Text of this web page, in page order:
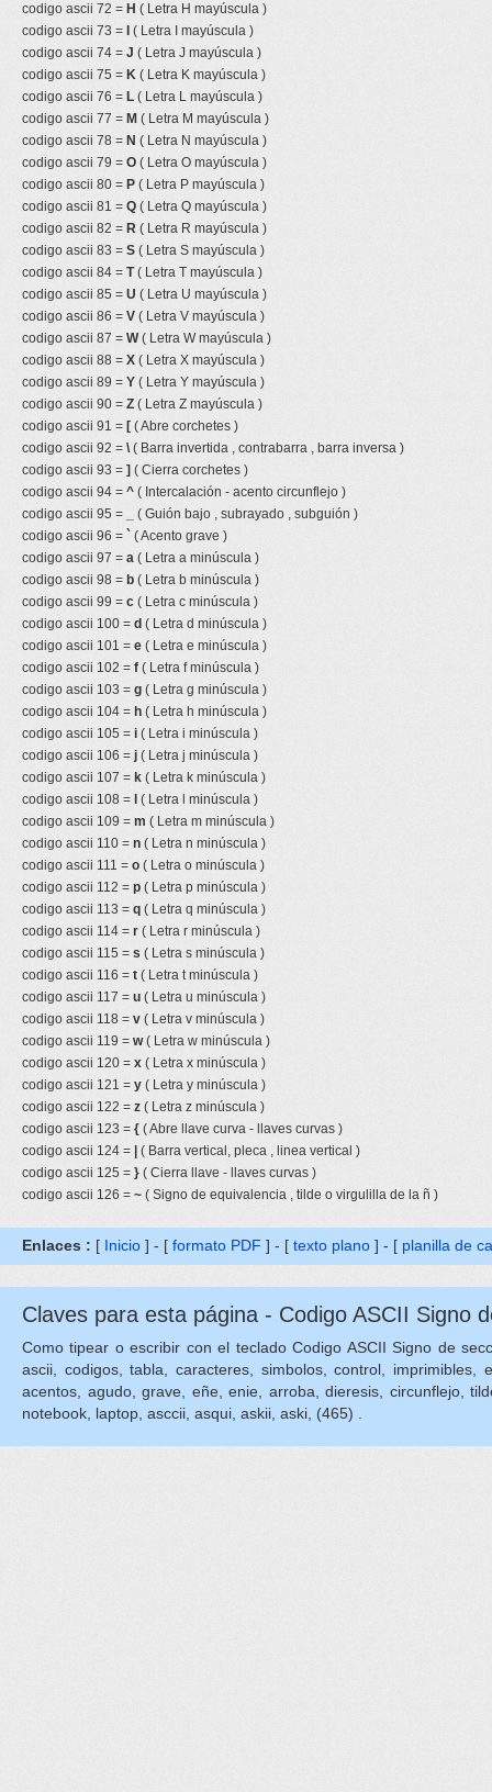
codigo ascii 72 = H ( Letra H mayúscula )
codigo ascii 73 =
( Letra I mayúscula )
codigo ascii 74 = J ( Letra J mayúscula )
codigo ascii 75 = K ( Letra K mayúscula )
codigo ascii 76 = L ( Letra L mayúscula )
codigo ascii 77 = M ( Letra M mayúscula )
codigo ascii 78 = N ( Letra N mayúscula )
codigo ascii 79 = O ( Letra O mayúscula )
codigo ascii 80 = P ( Letra P mayúscula )
codigo ascii 81 = Q ( Letra Q mayúscula )
codigo ascii 82 = R ( Letra R mayúscula )
codigo ascii 83 = S ( Letra S mayúscula )
codigo ascii 84 = T( Letra T mayúscula )
codigo ascii 85 = U ( Letra U mayúscula )
codigo ascii 86 = V ( Letra V mayúscula )
codigo ascii 87 = W( Letra W mayúscula )
codigo ascii 88 = X ( Letra X mayúscula )
codigo ascii 89 = Y ( Letra Y mayúscula )
codigo ascii 90 = Z ( Letra Z mayúscula )
codigo ascii 91 = [ ( Abre corchetes )
codigo ascii 92 = \( Barra invertida , contrabarra , barra inversa )
codigo ascii 93 = ] ( Cierra corchetes )
codigo ascii 94 = ^ ( Intercalación - acento circunflejo )
codigo ascii 95 =
( Guión bajo , subrayado , subguión )
codigo ascii 96 = ` ( Acento grave )
codigo ascii 97 = a ( Letra a minúscula )
codigo ascii 98 = b ( Letra b minúscula )
codigo ascii 99 = c ( Letra c minúscula )
codigo ascii 100 = d ( Letra d minúscula )
codigo ascii 101 = e ( Letra e minúscula )
codigo ascii 102 = f ( Letra f minúscula )
codigo ascii 103 = g ( Letra g minúscula )
codigo ascii 104 = h ( Letra h minúscula )
codigo ascii 105 = i ( Letra i minúscula )
codigo ascii 106 = j ( Letra j minúscula )
codigo ascii 107 = k ( Letra k minúscula )
codigo ascii 108 =
( Letra l minúscula )
codigo ascii 109 = m ( Letra m minúscula )
codigo ascii 110 = n ( Letra n minúscula )
codigo ascii 111 = o ( Letra o minúscula )
codigo ascii 112 = p ( Letra p minúscula )
codigo ascii 113 = q ( Letra q minúscula )
codigo ascii 114 = r ( Letra r minúscula )
codigo ascii 115 = s ( Letra s minúscula )
codigo ascii 116 = t ( Letra t minúscula )
codigo ascii 117 = u ( Letra u minúscula )
codigo ascii 118 = v ( Letra v minúscula )
codigo ascii 119 = w( Letra w minúscula )
codigo ascii 120 = x ( Letra x minúscula )
codigo ascii 121 = y ( Letra y minúscula )
codigo ascii 122 = z ( Letra z minúscula )
codigo ascii 123 = { ( Abre llave curva - llaves curvas )
codigo ascii 124 =
( Barra vertical, pleca , linea vertical )
codigo ascii 125 = } ( Cierra llave - llaves curvas )
codigo ascii 126 = ~ ( Signo de equivalencia , tilde o virgulilla de la ñ )
Enlaces : [ Inicio ] - [ formato PDF ] - [ texto plano ] - [ planilla de
Claves para esta página - Codigo ASCII Signo
Como tipear o escribir con el teclado Codigo ASCII Signo de
ascii, codigos, tabla, caracteres, simbolos, control, imprimibles,
acentos, agudo, grave, eñe, enie, arroba, dieresis, circunflejo,
notebook, laptop, asccii, asqui, askii, aski, (465) .